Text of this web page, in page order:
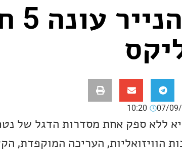
07/09/
10:20
ללא ספק אחת מסדרות הדגל של
הוויזואליות, העריכה המוקפדת,